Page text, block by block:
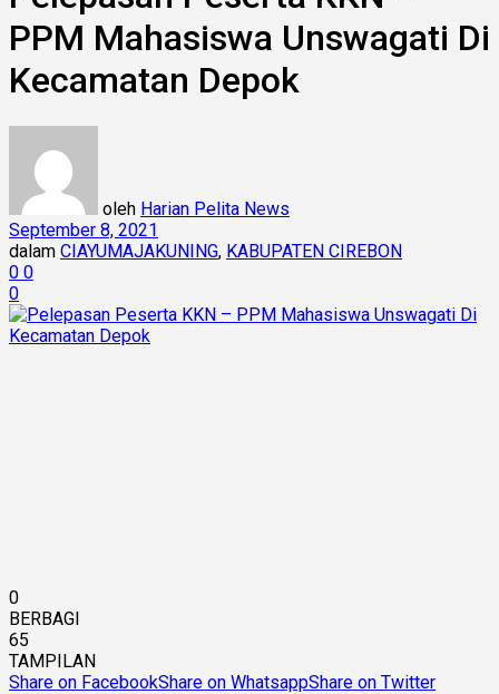
PPM Mahasiswa Unswagati Di
Kecamatan Depok
oleh Harian Pelita News
September 8, 2021
dalam CIAYUMAJAKUNING, KABUPATEN CIREBON
0 0
0
0
BERBAGI
65
TAMPILAN
Share on FacebookShare on WhatsappShare on Twitter